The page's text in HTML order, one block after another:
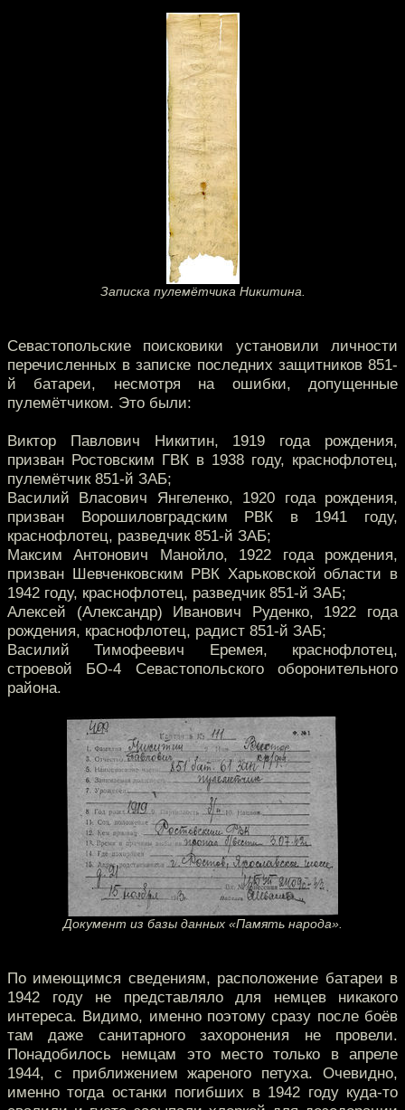
Записка пулемётчика Никитина.
Севастопольские поисковики установили личности
перечисленных в записке последних защитников 851-
й батареи, несмотря на ошибки, допущенные
пулемётчиком. Это были:
Виктор Павлович Никитин, 1919 года рождения,
призван Ростовским ГВК в 1938 году, краснофлотец,
пулемётчик 851-й ЗАБ;
Василий Власович Янгеленко, 1920 года рождения,
призван Ворошиловградским РВК в 1941 году,
краснофлотец, разведчик 851-й ЗАБ;
Максим Антонович Манойло, 1922 года рождения,
призван Шевченковским РВК Харьковской области в
1942 году, краснофлотец, разведчик 851-й ЗАБ;
Алексей (Александр) Иванович Руденко, 1922 года
рождения, краснофлотец, радист 851-й ЗАБ;
Василий Тимофеевич Еремея, краснофлотец,
строевой БО-4 Севастопольского оборонительного
района.
Документ из базы данных «Память народа».
По имеющимся сведениям, расположение батареи в
1942 году не представляло для немцев никакого
интереса. Видимо, именно поэтому сразу после боёв
там даже санитарного захоронения не провели.
Понадобилось немцам это место только в апреле
1944, с приближением жареного петуха. Очевидно,
именно тогда останки погибших в 1942 году куда-то